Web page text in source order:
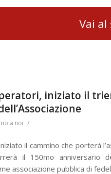
Vai al
iniziato il
a noi /
il cammino che porterà
il 150mo anniversario
associazione pubblica di